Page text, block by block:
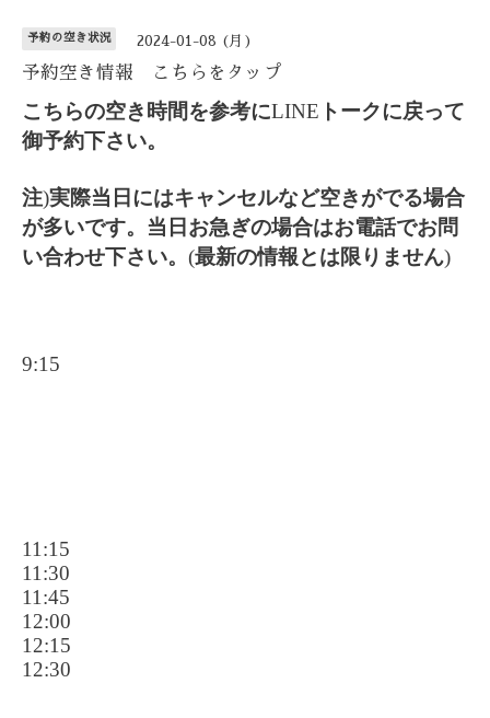
予約の空き状況 2024-01-08 (月)
予約空き情報 こちらをタップ
こちらの空き時間を参考にLINE トークに戻って
御予約下さい。
注)実際当日にはキャンセルなど空きがでる場合
が多いです。当日お急ぎの場合はお電話でお問
い合わせ下さい。 (最新の情報とは限りません)
9:15
11:15
11:30
11:45
12:00
12:15
12:30